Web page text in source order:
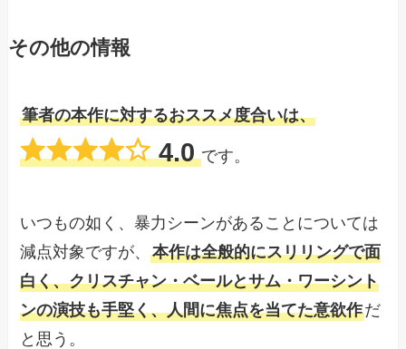
その他の情報
筆者の本作に対するおススメ度合いは、
4.0 です。
いつもの如く、暴力シーンがあることについては
減点対象ですが、本作は全般的にスリリングで面
白く、クリスチャン・ベールとサム・ワーシント
ンの演技も手堅く、人間に焦点を当てた意欲作だ
と思う。